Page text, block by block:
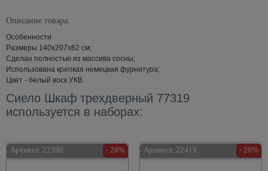
Описание товара:
Особенности
Размеры 140x207x62 см;
Сделан полностью из массива сосны;
Использована крепкая немецкая фурнитура;
Цвет - белый воск УКВ.
Сиело Шкаф трехдверный 77319
используется в наборах:
Артикул: 22390 - 28% Артикул: 22419 - 28%